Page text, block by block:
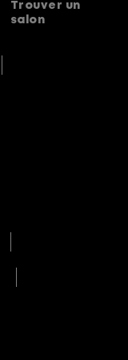
Trouver un
salon